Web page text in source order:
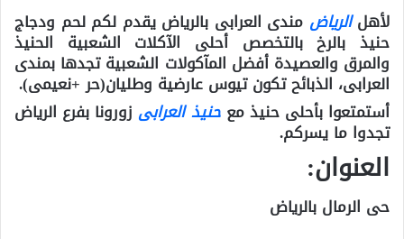
لأهلالرياض مندى العرابى بالرياض يقدم لكم لحم ودجاج
حنيذ بالرخ بالتخصص أحلى الآكلات الشعبية الحنيذ
والمرق والعصيدة أفضل المآكولات الشعبية تجدها بمندى
العرابى، الذبائح تكون تيوس عارضية وطليان(حر +نعيمى).
أستمتعوا بأحلى حنيذ معحنيذ العرابى زورونا بفرع الرياض
تجدوا ما يسركم.
العنوان:
حى الرمال بالرياض